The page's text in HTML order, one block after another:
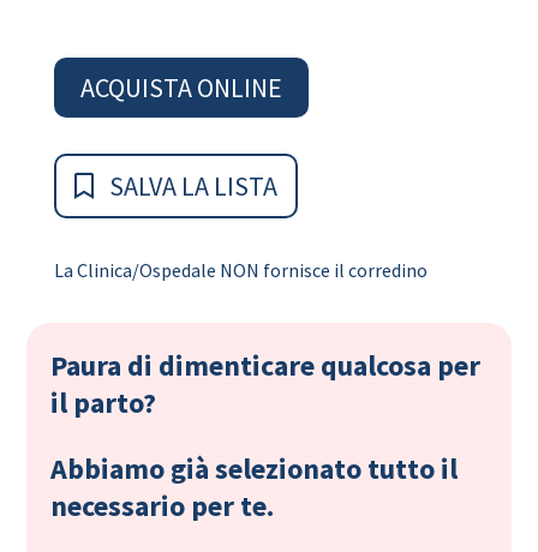
ACQUISTA ONLINE
SALVA LA LISTA
La Clinica/Ospedale NON fornisce il corredino
Paura di dimenticare qualcosa per
il parto?
Abbiamo già selezionato tutto il
necessario per te.